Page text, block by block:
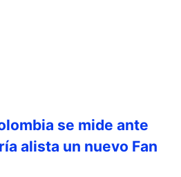
se mide ante
alista un nuevo Fan